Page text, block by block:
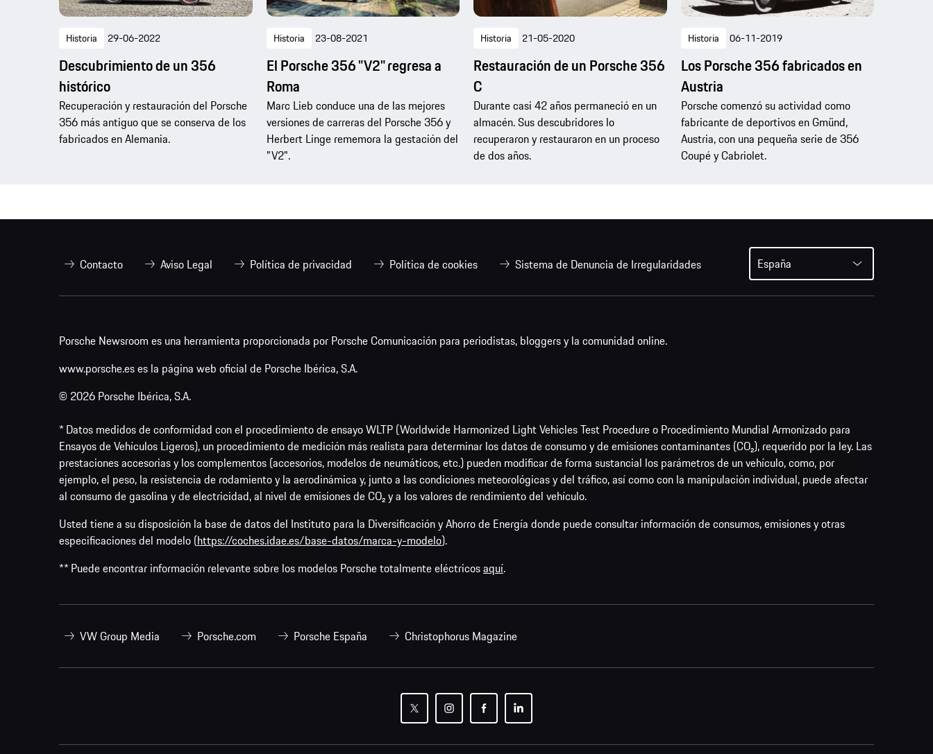
Historia 29-06-2022
Descubrimiento de un 356
histórico
Recuperación y restauración del Porsche
356 más antiguo que se conserva de los
fabricados en Alemania.
Historia 23-08-2021
El Porsche 356 "V2" regresa a
Roma
Marc Lieb conduce una de las mejores
versiones de carreras del Porsche 356 y
Herbert Linge rememora la gestación del
"V2".
Historia 21-05-2020
Restauración de un Porsche 356
C
Durante casi 42 años permaneció en un
almacén. Sus descubridores lo
recuperaron y restauraron en un proceso
de dos años.
Historia 06-11-2019
Los Porsche 356 fabricados en
Austria
Porsche comenzó su actividad como
fabricante de deportivos en Gmünd,
Austria, con una pequeña serie de 356
Coupé y Cabriolet.
Contacto Aviso Legal Política de privacidad Política de cookies Sistema de Denuncia de Irregularidades España
Porsche Newsroom es una herramienta proporcionada por Porsche Comunicación para periodistas, bloggers y la comunidad online.
www.porsche.es es la página web oficial de Porsche Ibérica, S.A.
© 2026 Porsche Ibérica, S.A.
* Datos medidos de conformidad con el procedimiento de ensayo WLTP (Worldwide Harmonized Light Vehicles Test Procedure o Procedimiento Mundial Armonizado para
Ensayos de Vehículos Ligeros), un procedimiento de medición más realista para determinar los datos de consumo y de emisiones contaminantes (CO₂), requerido por la ley. Las
prestaciones accesorias y los complementos (accesorios, modelos de neumáticos, etc.) pueden modificar de forma sustancial los parámetros de un vehículo, como, por
ejemplo, el peso, la resistencia de rodamiento y la aerodinámica y, junto a las condiciones meteorológicas y del tráfico, así como con la manipulación individual, puede afectar
al consumo de gasolina y de electricidad, al nivel de emisiones de CO₂ y a los valores de rendimiento del vehículo.
Usted tiene a su disposición la base de datos del Instituto para la Diversificación y Ahorro de Energía donde puede consultar información de consumos, emisiones y otras
especificaciones del modelo (https://coches.idae.es/base-datos/marca-y-modelo).
** Puede encontrar información relevante sobre los modelos Porsche totalmente eléctricosaquí.
VW Group Media Porsche.com Porsche España Christophorus Magazine